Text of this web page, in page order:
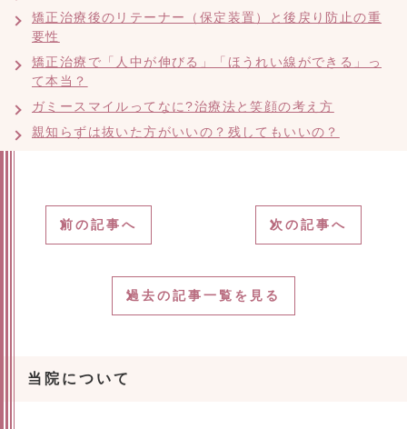
矯正治療後のリテーナー（保定装置）と後戻り防止の重
要性
矯正治療で「人中が伸びる」「ほうれい線ができる」っ
て本当？
ガミースマイルってなに?治療法と笑顔の考え方
親知らずは抜いた方がいいの？残してもいいの？
前の記事へ 次の記事へ
過去の記事一覧を見る
当院について